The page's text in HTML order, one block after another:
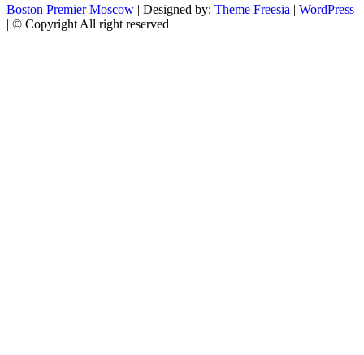
Boston Premier Moscow | Designed by: Theme Freesia | WordPress
| © Copyright All right reserved